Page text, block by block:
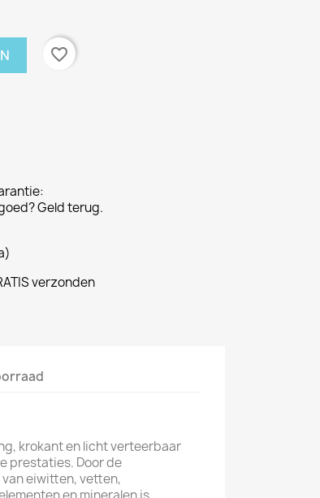
favorite_border
Geld terug.
verzonden
krokant en licht verteerbaar
prestaties. Door de
eiwitten, vetten,